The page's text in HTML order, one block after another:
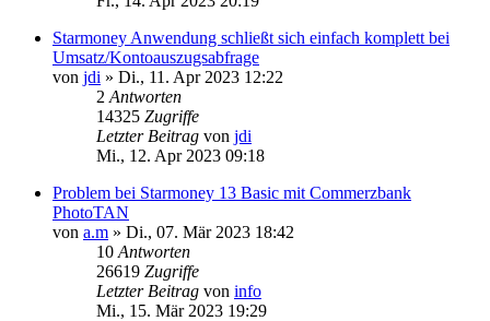
Starmoney Anwendung schließt sich einfach komplett bei
Umsatz/Kontoauszugsabfrage
von jdi » Di., 11. Apr 2023 12:22
2 Antworten
14325 Zugriffe
Letzter Beitrag von jdi
Mi., 12. Apr 2023 09:18
Problem bei Starmoney 13 Basic mit Commerzbank
PhotoTAN
von a.m » Di., 07. Mär 2023 18:42
10 Antworten
26619 Zugriffe
Letzter Beitrag von info
Mi., 15. Mär 2023 19:29